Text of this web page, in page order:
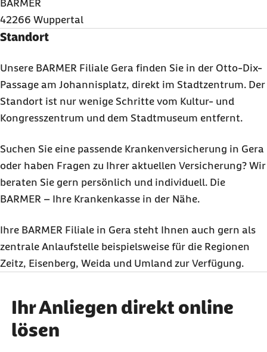
BARMER
42266 Wuppertal
Standort
Unsere BARMER Filiale Gera finden Sie in der Otto-Dix-
Passage am Johannisplatz, direkt im Stadtzentrum. Der
Standort ist nur wenige Schritte vom Kultur- und
Kongresszentrum und dem Stadtmuseum entfernt.
Suchen Sie eine passende Krankenversicherung in Gera
oder haben Fragen zu Ihrer aktuellen Versicherung? Wir
beraten Sie gern persönlich und individuell. Die
BARMER – Ihre Krankenkasse in der Nähe.
Ihre BARMER Filiale in Gera steht Ihnen auch gern als
zentrale Anlaufstelle beispielsweise für die Regionen
Zeitz, Eisenberg, Weida und Umland zur Verfügung.
Ihr Anliegen direkt online
lösen